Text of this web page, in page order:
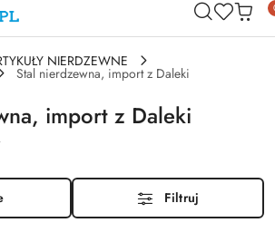
NIERDZEWNE
Stal nierdzewna, import z Daleki
import z Daleki
Filtruj